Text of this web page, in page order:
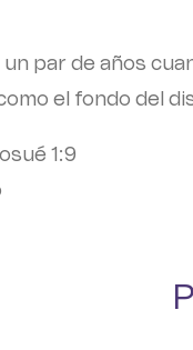
un par de años
el fondo del
1:9